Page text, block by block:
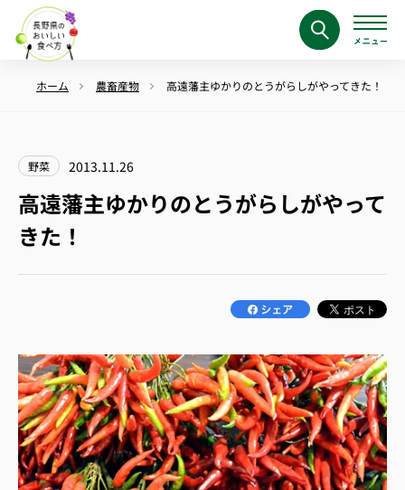
ホーム 農畜産物 高遠藩主ゆかりのとうがらしがやってきた！
野菜 2013.11.26
高遠藩主ゆかりのとうがらしがやって
きた！